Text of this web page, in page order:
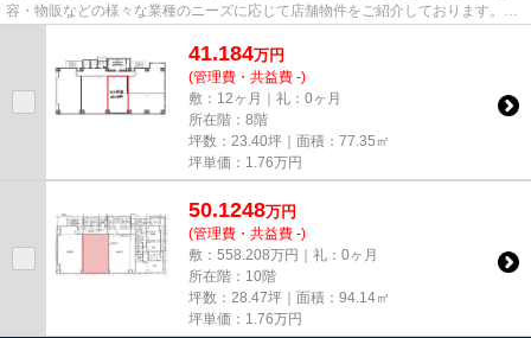
容・物販などの様々な業種のニーズに応じて店舗物件をご紹介しております。
尚、弊社ではおとり広告は一切...
41.184万円
(管理費・共益費 -)
敷：12ヶ月｜礼：0ヶ月
所在階：8階
坪数：23.40坪｜面積：77.35㎡
坪単価： 1.76万円
50.1248万円
(管理費・共益費 -)
敷：558.208万円｜礼：0ヶ月
所在階：10階
坪数：28.47坪｜面積：94.14㎡
坪単価： 1.76万円